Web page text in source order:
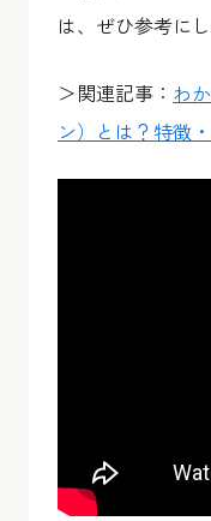
は、ぜひ参考に
＞関連記事： わ
ン）とは？特徴